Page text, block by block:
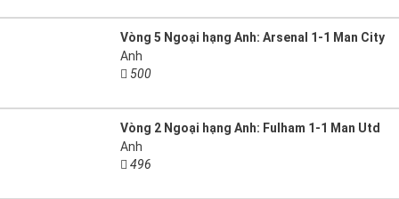
Vòng 5 Ngoại hạng Anh: Arsenal 1-1 Man City
Anh
500
Vòng 2 Ngoại hạng Anh: Fulham 1-1 Man Utd
Anh
496